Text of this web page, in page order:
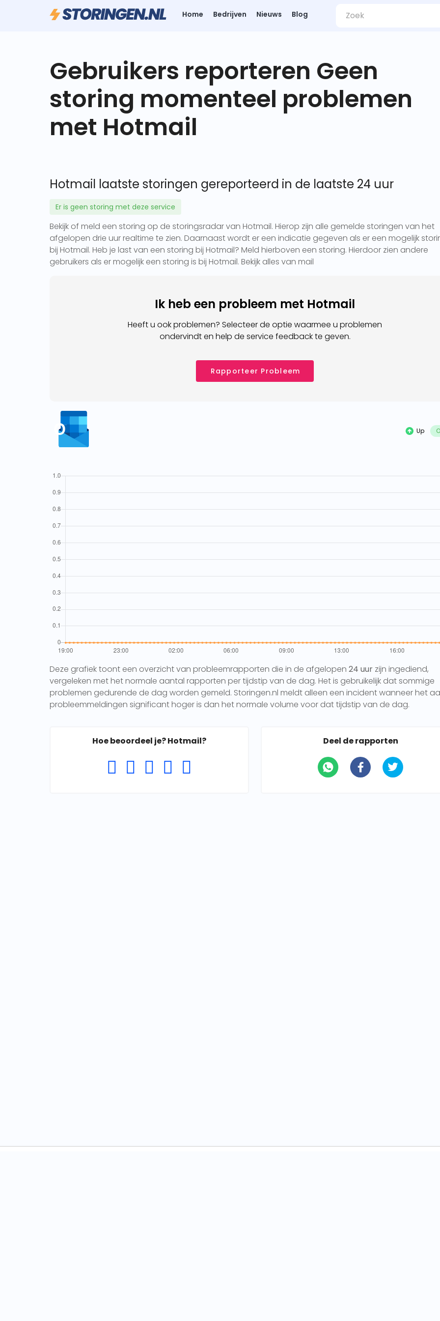
Home Bedrijven Nieuws Blog
Gebruikers reporteren Geen
storing momenteel problemen
met Hotmail
Hotmail laatste storingen gereporteerd in de laatste 24 uur
Er is geen storing met deze service
Bekijk of meld een storing op de storingsradar van Hotmail. Hierop zijn alle gemelde storingen van het
afgelopen drie uur realtime te zien. Daarnaast wordt er een indicatie gegeven als er een mogelijk
bij Hotmail. Heb je last van een storing bij Hotmail? Meld hierboven een storing. Hierdoor zien andere
gebruikers als er mogelijk een storing is bij Hotmail. Bekijk alles van mail
Ik heb een probleem met Hotmail
Heeft u ook problemen? Selecteer de optie waarmee u problemen
ondervindt en help de service feedback te geven.
Rapporteer Probleem
Up
Deze grafiek toont een overzicht van probleemrapporten die in de afgelopen 24 uur zijn ingediend,
vergeleken met het normale aantal rapporten per tijdstip van de dag. Het is gebruikelijk dat sommige
problemen gedurende de dag worden gemeld. Storingen.nl meldt alleen een incident wanneer het
probleemmeldingen significant hoger is dan het normale volume voor dat tijdstip van de dag.
Hoe beoordeel je? Hotmail? Deel de rapporten